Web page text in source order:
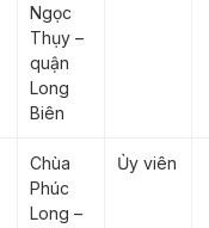
Ngọc
Thụy –
quận
Long
Biên
Chùa
Phúc
Long –
Ủy viên